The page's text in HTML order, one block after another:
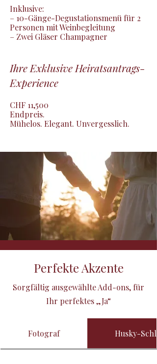
Inklusive:
– 10-Gänge-Degustationsmenü für 2
Personen mit Weinbegleitung
– Zwei Gläser Champagner
Ihre Exklusive Heiratsantrags-
Experience
CHF 11,500
Endpreis.
Mühelos. Elegant. Unvergesslich.
Perfekte Akzente
Sorgfältig ausgewählte Add-ons, für
Ihr perfektes „Ja“
Fotograf Husky-